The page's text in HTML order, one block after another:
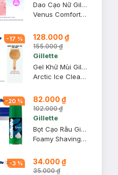
Dao Cạo Nữ Gillette Venus Hoa Trà Trắng (1 Cán + 2 Lưỡi)
Venus Comfortglide White Tea
-17 % 128.000 ₫
155.000 ₫
Gillette
Gel Khử Mùi Gillette Giảm Tiết Mồ Hôi Hương Arctic Ice 107g
Arctic Ice Clear Gel (Hàng Mỹ Nhập Khẩu Chính Hãng)
-20% 82.000 ₫
102.000 ₫
Gillette
Bọt Cạo Râu Gillette Hương Bạc Hà 175g
Foamy Shaving Foam #Menthol
-3 % 34.000 ₫
35.000 ₫